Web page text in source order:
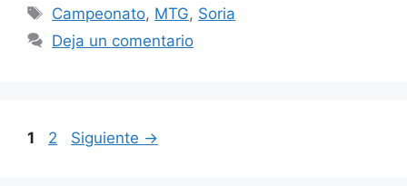
Etiquetas
Campeonato, MTG, Soria
Deja un comentario
Página
1 Página
2 Siguiente →